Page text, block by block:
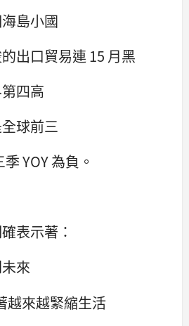
島小國
出口貿易連 15 月黑
四高
球前三
YOY 為負。
表示著：
來
越來越緊縮生活